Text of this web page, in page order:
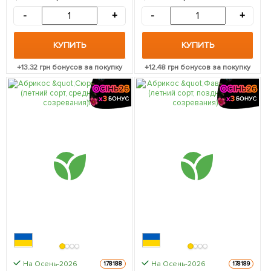
- +
КУПИТЬ
+13.32 грн бонусов за покупку
- +
КУПИТЬ
+12.48 грн бонусов за покупку
На Осень-2026 178188 На Осень-2026 178189